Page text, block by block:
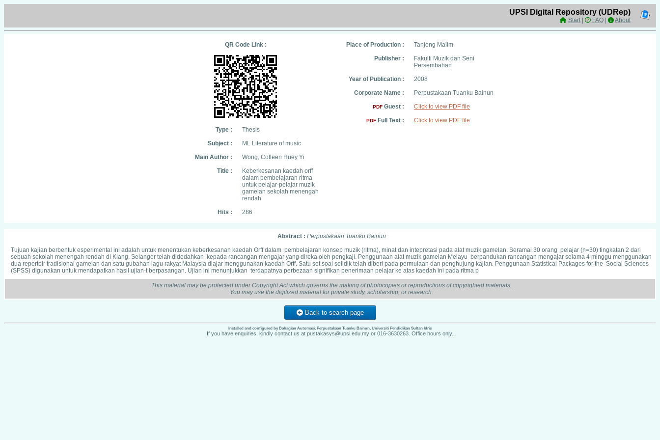
UPSI Digital Repository (UDRep)
Start| FAQ About
QR Code Link :
Type :
Thesis
Subject :
ML Literature of music
Main Author :
Wong, Colleen Huey Yi
Title :
Keberkesanan kaedah orff
dalam pembelajaran ritma
untuk pelajar-pelajar muzik
gamelan sekolah menengah
rendah
Hits :
286
Place of Production :
Tanjong Malim
Publisher :
Fakulti Muzik dan Seni
Persembahan
Year of Publication :
2008
Corporate Name :
Perpustakaan Tuanku Bainun
PDF Guest : Click to view PDF file
PDF Full Text : Click to view PDF file
Abstract : Perpustakaan Tuanku Bainun
Tujuan kajian berbentuk esperimental ini adalah untuk menentukan keberkesanan kaedah Orff dalam pembelajaran konsep muzik (ritma), minat dan intepretasi pada alat muzik gamelan. Seramai 30 orang pelajar (n=30) tingkatan 2 dari
sebuah sekolah menengah rendah di Klang, Selangor telah didedahkan kepada rancangan mengajar yang direka oleh pengkaji. Penggunaan alat muzik gamelan Melayu berpandukan rancangan mengajar selama 4 minggu menggunakan
dua repertoir tradisional gamelan dan satu gubahan lagu rakyat Malaysia diajar menggunakan kaedah Orff. Satu set soal selidik telah diberi pada permulaan dan penghujung kajian. Penggunaan Statistical Packages for the Social Sciences
(SPSS) digunakan untuk mendapatkan hasil ujian-t berpasangan. Ujian ini menunjukkan terdapatnya perbezaan signifikan penerimaan pelajar ke atas kaedah ini pada ritma p
This material may be protected under Copyright Act which governs the making of photocopies or reproductions of copyrighted materials.
You may use the digitized material for private study, scholarship, or research.
Back to search page
Installed and configured by Bahagian Automasi, Perpustakaan Tuanku Bainun, Universiti Pendidikan Sultan Idris
If you have enquiries, kindly contact us at pustakasys@upsi.edu.my or 016-3630263. Office hours only.